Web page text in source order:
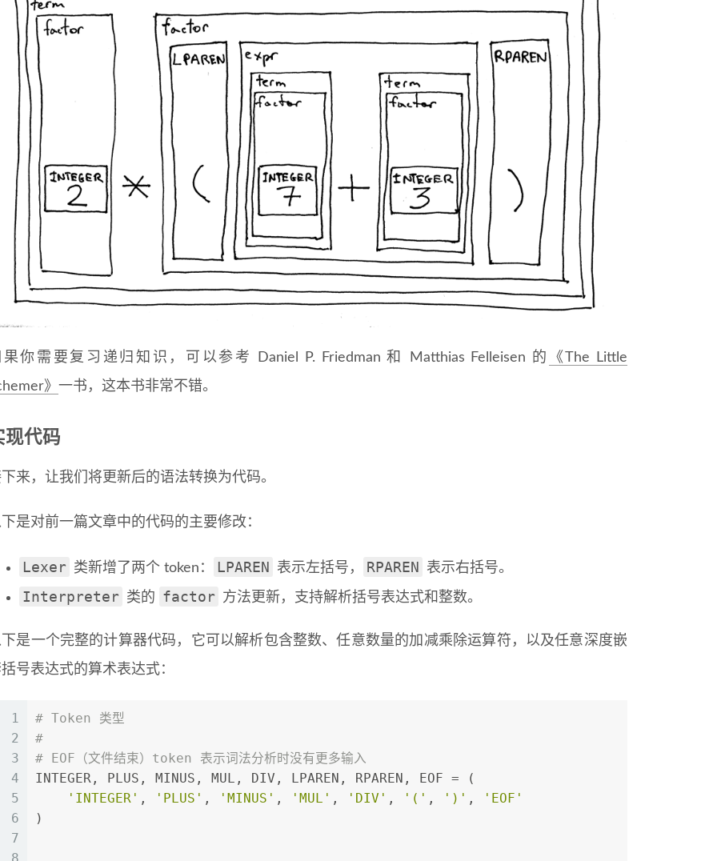
果你需要复习递归知识，可以参考 Daniel P. Friedman 和 Matthias Felleisen 的
《The Little
》 一书，这本书非常不错。
现代码
来，让我们将更新后的语法转换为代码。
是对前一篇文章中的代码的主要修改：
Lexer 类新增了两个 token： LPAREN 表示左括号， RPAREN 表示右括号。
Interpreter 类的 factor 方法更新，支持解析括号表达式和整数。
是一个完整的计算器代码，它可以解析包含整数、任意数量的加减乘除运算符，以及任意深度嵌
号表达式的算术表达式：
1
2
3
4
5
6
7
# Token 类型
#
# EOF（文件结束）token 表示词法分析时没有更多输入
INTEGER, PLUS, MINUS, MUL, DIV, LPAREN, RPAREN, EOF = (
'INTEGER' , 'PLUS' , 'MINUS' , 'MUL' , 'DIV' , '(' , ')' ,
'EOF'
)